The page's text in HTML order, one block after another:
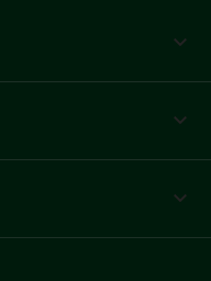


